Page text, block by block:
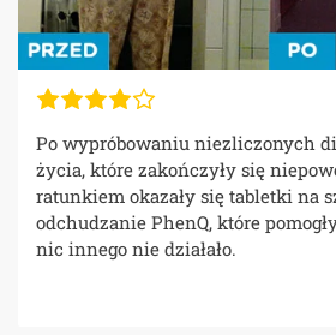
Po wypróbowaniu niezliczonych
życia, które zakończyły się
ratunkiem okazały się tabletki na
odchudzanie PhenQ, które
nic innego nie działało.